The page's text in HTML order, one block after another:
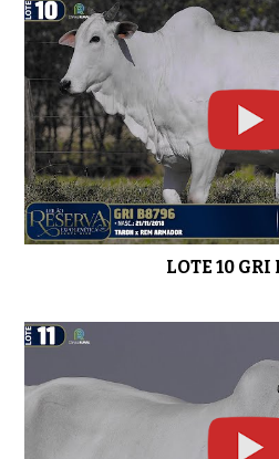
0:42
01:17
LOTE 10 GRI